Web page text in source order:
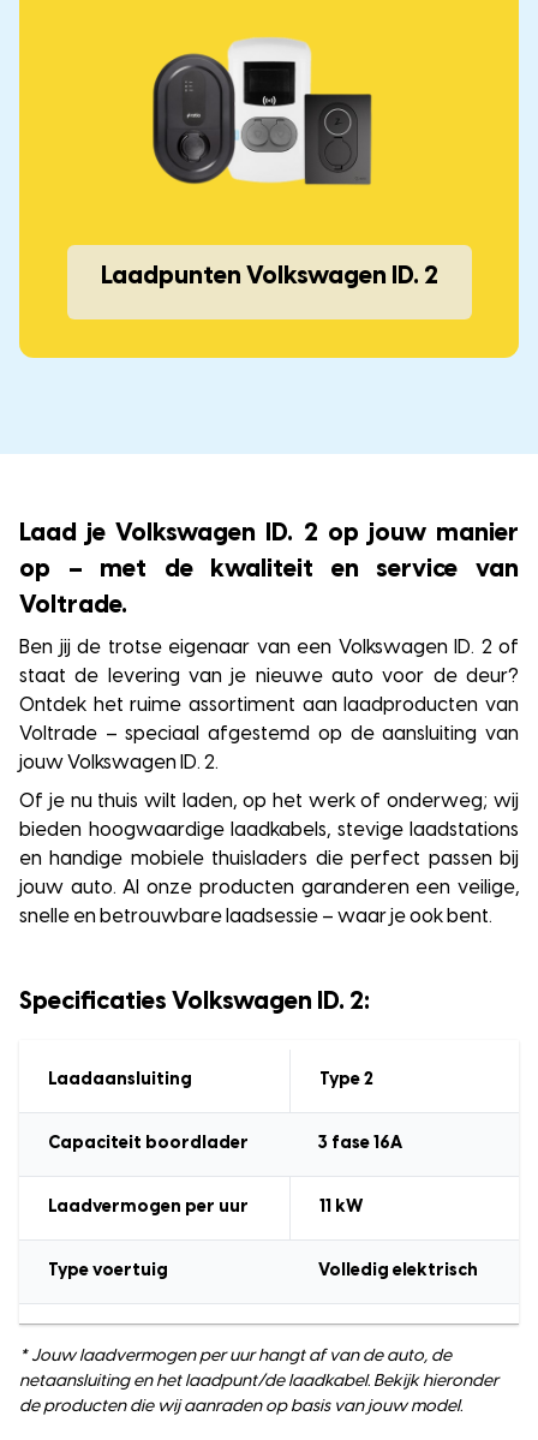
Laadpunten Volkswagen ID. 2
Laad je Volkswagen ID. 2 op jouw manier
op – met de kwaliteit en service van
Voltrade.
Ben jij de trotse eigenaar van een Volkswagen ID. 2 of
staat de levering van je nieuwe auto voor de deur?
Ontdek het ruime assortiment aan laadproducten van
Voltrade – speciaal afgestemd op de aansluiting van
jouw Volkswagen ID. 2.
Of je nu thuis wilt laden, op het werk of onderweg; wij
bieden hoogwaardige laadkabels, stevige laadstations
en handige mobiele thuisladers die perfect passen bij
jouw auto. Al onze producten garanderen een veilige,
snelle en betrouwbare laadsessie – waar je ook bent.
Specificaties Volkswagen ID. 2:
Laadaansluiting Type 2
Capaciteit boordlader 3 fase 16A
Laadvermogen per uur 11 kW
Type voertuig Volledig elektrisch
* Jouw laadvermogen per uur hangt af van de auto, de
netaansluiting en het laadpunt/de laadkabel. Bekijk hieronder
de producten die wij aanraden op basis van jouw model.